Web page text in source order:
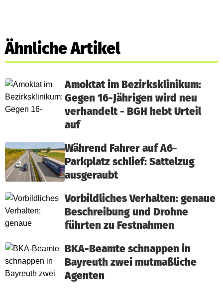
Ähnliche Artikel
Amoktat im Bezirksklinikum:
Gegen 16-Jährigen wird neu
verhandelt - BGH hebt Urteil
auf
Während Fahrer auf A6-
Parkplatz schlief: Sattelzug
ausgeraubt
Vorbildliches Verhalten: genaue
Beschreibung und Drohne
führten zu Festnahmen
BKA-Beamte schnappen in
Bayreuth zwei mutmaßliche
Agenten